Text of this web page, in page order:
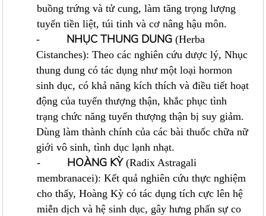
buồng trứng và tử cung, làm tăng trọng lượng
tuyến tiền liệt, túi tinh và cơ nâng hậu môn.
- NHỤC THUNG DUNG (Herba
Cistanches): Theo các nghiên cứu dược lý, Nhục
thung dung có tác dụng như một loại hormon
sinh dục, có khả năng kích thích và điều tiết hoạt
động của tuyến thượng thận, khắc phục tình
trạng chức năng tuyến thượng thận bị suy giảm.
Dùng làm thành chính của các bài thuốc chữa nữ
giới vô sinh, tình dục lạnh nhạt.
- HOÀNG KỲ(Radix Astragali
membranacei): Kết quả nghiên cứu thực nghiệm
cho thấy, Hoàng Kỳ có tác dụng tích cực lên hệ
miễn dịch và hệ sinh dục, gây hưng phấn sự co